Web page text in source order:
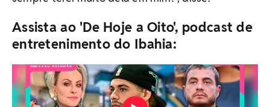
Assista ao 'De Hoje a Oito', podcast de
entretenimento do Ibahia: